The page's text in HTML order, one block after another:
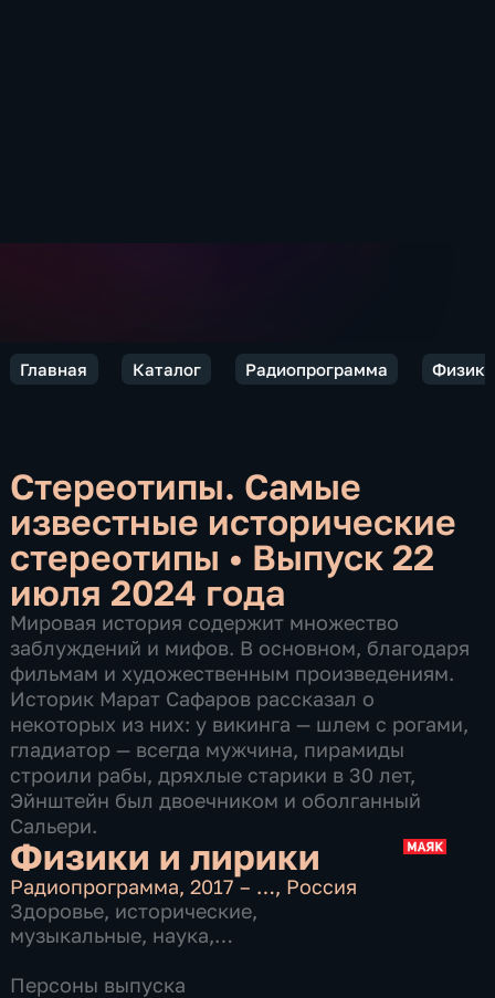
Главная Каталог Радиопрограмма
Стереотипы. Самые
известные исторические
стереотипы • Выпуск 22
июля 2024 года
Мировая история содержит множество
заблуждений и мифов. В основном, благодаря
фильмам и художественным произведениям.
Историк Марат Сафаров рассказал о
некоторых из них: у викинга — шлем с рогами,
гладиатор — всегда мужчина, пирамиды
строили рабы, дряхлые старики в 30 лет,
Эйнштейн был двоечником и оболганный
Сальери.
Физики и лирики
Радиопрограмма,2017 – …, Россия
Здоровье, исторические,
музыкальные, наука,
политические,
Персоны выпуска